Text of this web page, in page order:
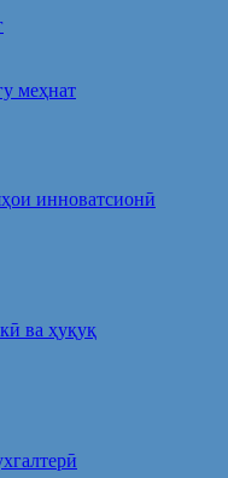
меҳнат
инноватсионӣ
ва ҳуқуқ